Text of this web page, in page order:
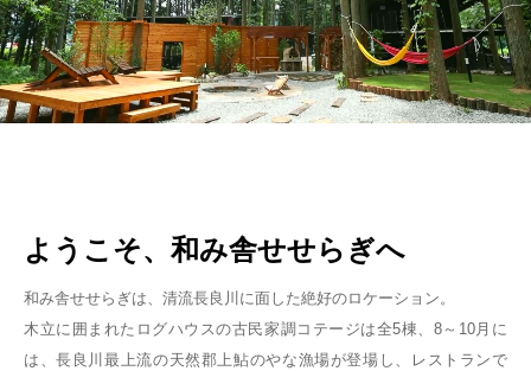
ようこそ、和み舎せせらぎへ
和み舎せせらぎは、清流長良川に面した絶好のロケーション。
木立に囲まれたログハウスの古民家調コテージは全5棟、8～10月に
は、長良川最上流の天然郡上鮎のやな漁場が登場し、レストランで